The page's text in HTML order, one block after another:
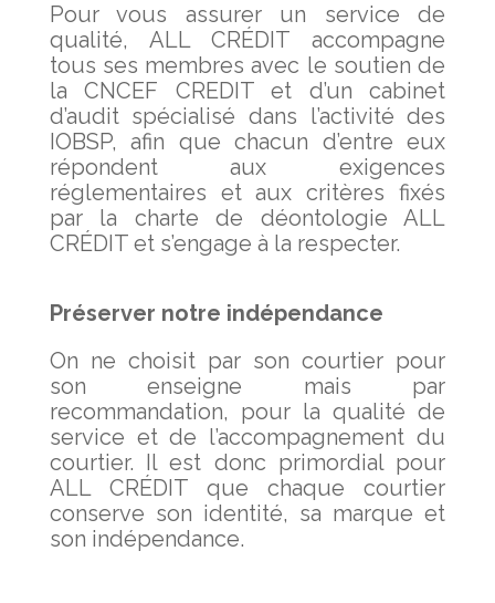
Pour vous assurer un service de
qualité, ALL CRÉDIT accompagne
tous ses membres avec le soutien de
la CNCEF CREDIT et d’un cabinet
d’audit spécialisé dans l’activité des
IOBSP, afin que chacun d’entre eux
répondent aux exigences
réglementaires et aux critères fixés
par la charte de déontologie ALL
CRÉDIT et s’engage à la respecter.
Préserver notre indépendance
On ne choisit par son courtier pour
son enseigne mais par
recommandation, pour la qualité de
service et de l’accompagnement du
courtier. Il est donc primordial pour
ALL CRÉDIT que chaque courtier
conserve son identité, sa marque et
son indépendance.